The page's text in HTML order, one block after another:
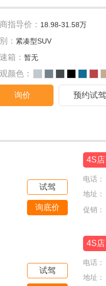
指导价： 18.98-31.58万
： 紧凑型SUV
箱： 暂无
颜色：
询价 预约试驾
试驾
询底价
4S店
电话：
地址：
促销：
试驾
4S店
电话：
地址：